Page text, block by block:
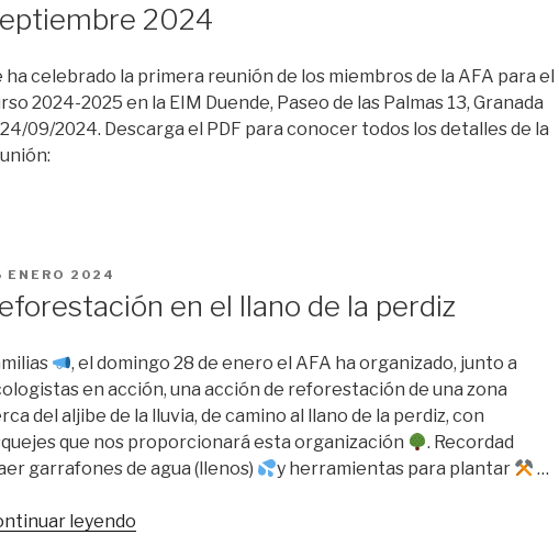
2024
ha celebrado la primera reunión de los miembros de la AFA para el
2024-2025 en la EIM Duende, Paseo de las Palmas 13, Granada
09/2024. Descarga el PDF para conocer todos los detalles de la
ENERO 2024
en el llano de la perdiz
, el domingo 28 de enero el AFA ha organizado, junto a
en acción, una acción de reforestación de una zona
del aljibe de la lluvia, de camino al llano de la perdiz, con
que nos proporcionará esta organización
. Recordad
garrafones de agua (llenos)
y herramientas para plantar …
leyendo